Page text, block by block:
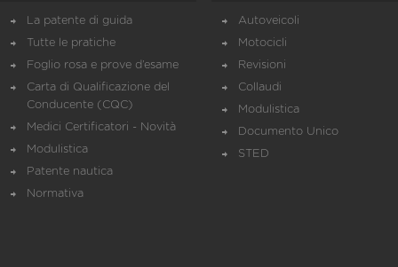
La patente di guida
Tutte le pratiche
Foglio rosa e prove d’esame
Carta di Qualificazione del
Conducente (CQC)
Medici Certificatori - Novità
Modulistica
Patente nautica
Normativa
Autoveicoli
Motocicli
Revisioni
Collaudi
Modulistica
Documento Unico
STED